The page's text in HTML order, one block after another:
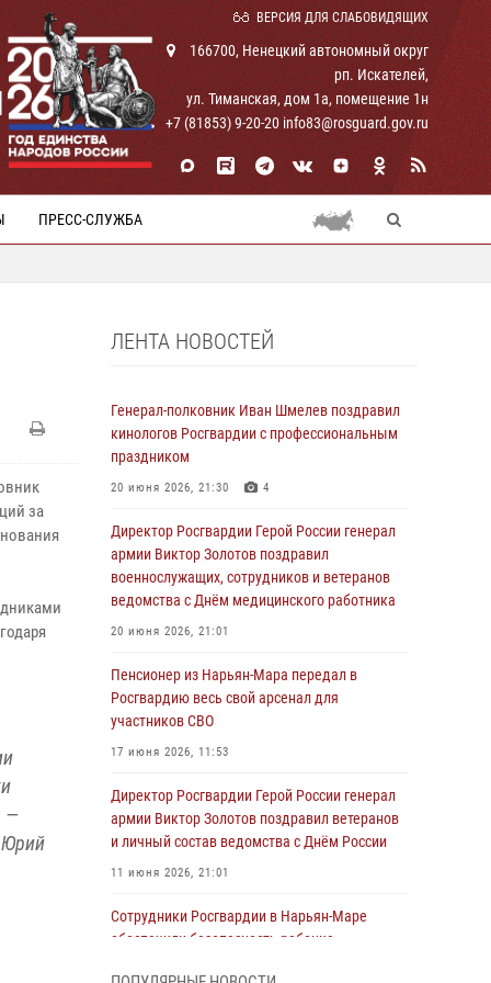
ВЕРСИЯ ДЛЯ СЛАБОВИДЯЩИХ
166700, Ненецкий автономный округ
рп. Искателей,
ул. Тиманская, дом 1а, помещение 1н
+7 (81853) 9-20-20 info83@rosguard.gov.ru
ПРЕСС-СЛУЖБА
за
—
Юрий
ЛЕНТА НОВОСТЕЙ
Генерал-полковник Иван Шмелев поздравил
кинологов Росгвардии с профессиональным
праздником
20 июня 2026, 21:30 4
Директор Росгвардии Герой России генерал
армии Виктор Золотов поздравил
военнослужащих, сотрудников и ветеранов
ведомства с Днём медицинского работника
20 июня 2026, 21:01
Пенсионер из Нарьян-Мара передал в
Росгвардию весь свой арсенал для
участников СВО
17 июня 2026, 11:53
Директор Росгвардии Герой России генерал
армии Виктор Золотов поздравил ветеранов
и личный состав ведомства с Днём России
11 июня 2026, 21:01
Сотрудники Росгвардии в Нарьян-Маре
обеспечили безопасность ребенка,